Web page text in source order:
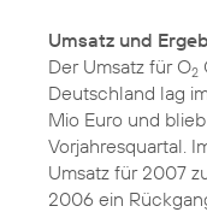
Umsatz und
Der Umsatz für O2
Deutschland lag
Mio Euro und
Vorjahresquartal.
Umsatz für 2007
2006 ein